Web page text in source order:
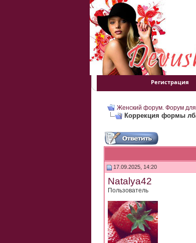
Регистрация
Женский форум. Форум
Коррекция формы
17.09.2025, 14:20
Natalya42
Пользователь